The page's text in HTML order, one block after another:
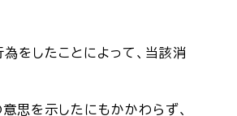
をしたことによって、当該消
思を示したにもかかわらず、